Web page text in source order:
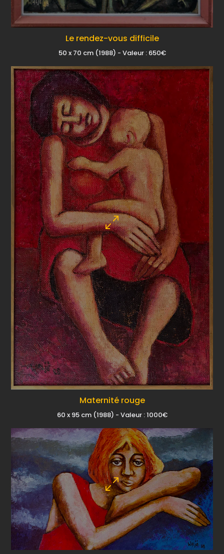
Le rendez-vous difficile
50 x 70 cm (1988) - Valeur : 650€
Maternité rouge
60 x 95 cm (1988) - Valeur : 1000€